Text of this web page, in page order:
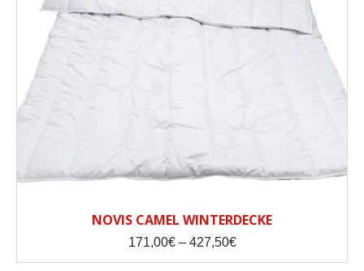
NOVIS CAMEL WINTERDECKE
171,00€ – 427,50€Price